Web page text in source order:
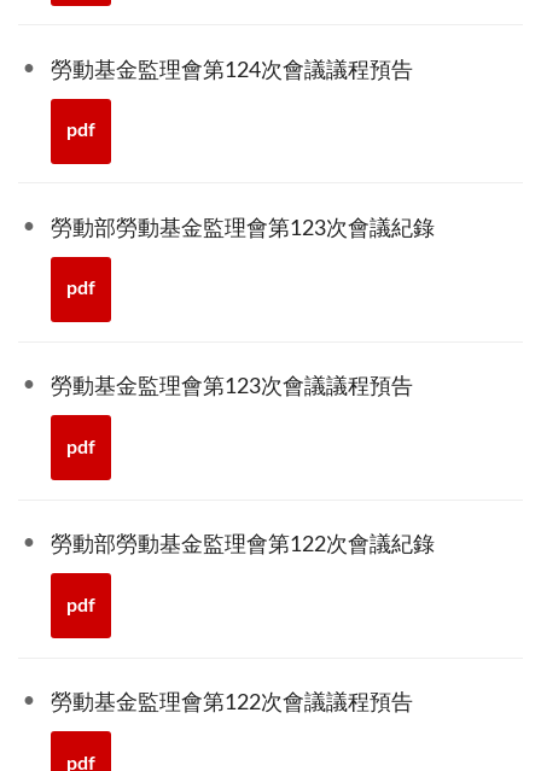
勞動基金監理會第124次會議議程預告
pdf
勞動部勞動基金監理會第123次會議紀錄
pdf
勞動基金監理會第123次會議議程預告
pdf
勞動部勞動基金監理會第122次會議紀錄
pdf
勞動基金監理會第122次會議議程預告
pdf